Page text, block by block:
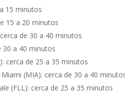
15 minutos
15 a 20 minutos
de 30 a 40 minutos
30 a 40 minutos
cerca de 25 a 35 minutos
(MIA): cerca de 30 a 40
(FLL): cerca de 25 a 35 minutos